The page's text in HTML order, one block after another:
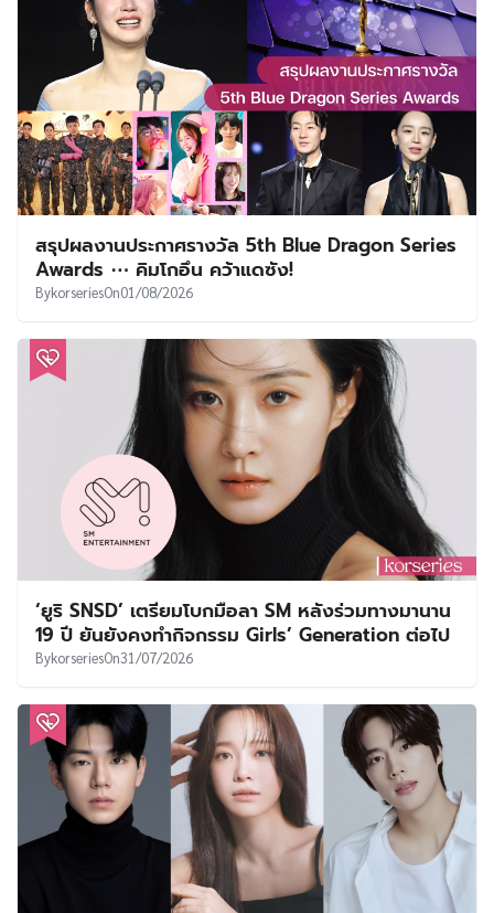
สรุปผลงานประกาศรางวัล 5th Blue Dragon Series
Awards ⋯ คิมโกอึน คว้าแดซัง!
BykorseriesOn01/08/2026
‘ยูริ SNSD’ เตรียมโบกมือลา SM หลังร่วมทางมานาน
19 ปี ยันยังคงทำกิจกรรม Girls’ Generation ต่อไป
BykorseriesOn31/07/2026